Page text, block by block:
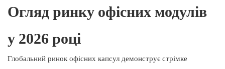
Огляд ринку офісних модулів
у 2026 році
Глобальний ринок офісних капсул демонструє стрімке